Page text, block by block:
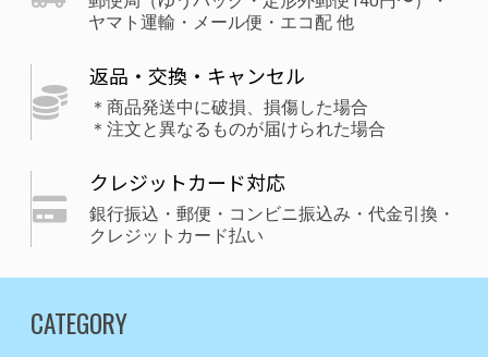
ヤマト運輸・メール便・エコ配 他
返品・交換・キャンセル
＊商品発送中に破損、損傷した場合
＊注文と異なるものが届けられた場合
クレジットカード対応
銀行振込・郵便・コンビニ振込み・代金引換・
クレジットカード払い
CATEGORY